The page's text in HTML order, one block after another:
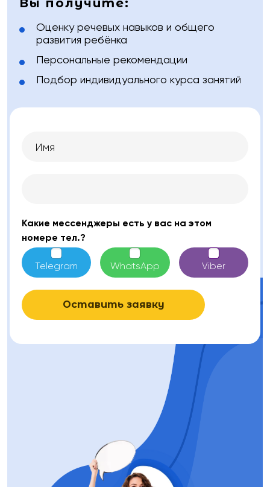
Вы получите:
Оценку речевых навыков и общего
развития ребёнка
Персональные рекомендации
Подбор индивидуального курса занятий
Какие мессенджеры есть у вас на этом
номере тел.?
Telegram WhatsApp Viber
Оставить заявку